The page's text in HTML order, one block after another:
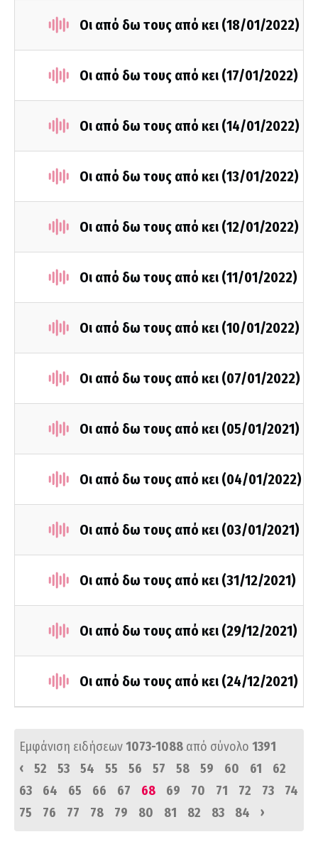
Οι από δω τους από κει (18/01/2022)
Οι από δω τους από κει (17/01/2022)
Οι από δω τους από κει (14/01/2022)
Οι από δω τους από κει (13/01/2022)
Οι από δω τους από κει (12/01/2022)
Οι από δω τους από κει (11/01/2022)
Οι από δω τους από κει (10/01/2022)
Οι από δω τους από κει (07/01/2022)
Οι από δω τους από κει (05/01/2021)
Οι από δω τους από κει (04/01/2022)
Οι από δω τους από κει (03/01/2021)
Οι από δω τους από κει (31/12/2021)
Οι από δω τους από κει (29/12/2021)
Οι από δω τους από κει (24/12/2021)
Εμφάνιση ειδήσεων1073-1088 από σύνολο 1391
‹
52 53 54 55 56 57 58 59 60 61
62
63
64 65 66 67 68 69 70 71 72 73
74
75
76 77 78 79 80 81 82 83 84 ›